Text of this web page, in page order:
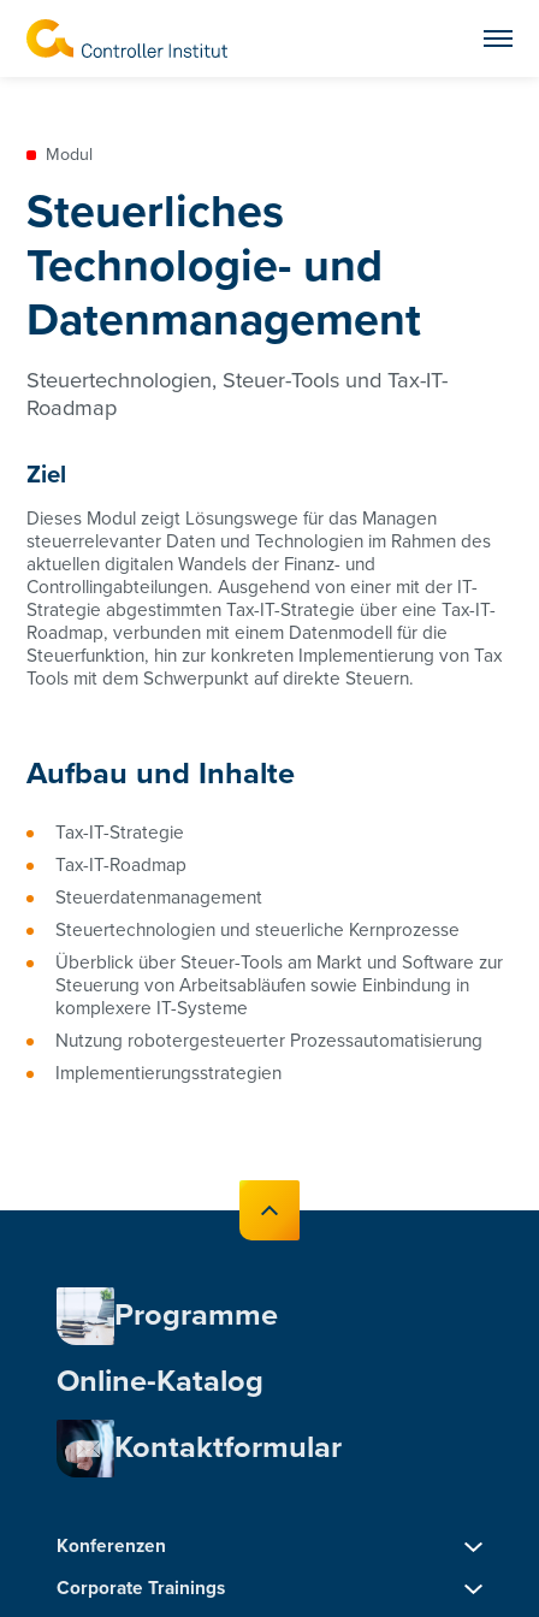
Modul
Steuerliches
Technologie- und
Datenmanagement
Steuertechnologien, Steuer-Tools und Tax-IT-
Roadmap
Ziel
Dieses Modul zeigt Lösungswege für das Managen
steuerrelevanter Daten und Technologien im Rahmen des
aktuellen digitalen Wandels der Finanz- und
Controllingabteilungen. Ausgehend von einer mit der IT-
Strategie abgestimmten Tax-IT-Strategie über eine Tax-IT-
Roadmap, verbunden mit einem Datenmodell für die
Steuerfunktion, hin zur konkreten Implementierung von Tax
Tools mit dem Schwerpunkt auf direkte Steuern.
Aufbau und Inhalte
Tax-IT-Strategie
Tax-IT-Roadmap
Steuerdatenmanagement
Steuertechnologien und steuerliche Kernprozesse
Überblick über Steuer-Tools am Markt und Software zur
Steuerung von Arbeitsabläufen sowie Einbindung in
komplexere IT-Systeme
Nutzung robotergesteuerter Prozessautomatisierung
Implementierungsstrategien
Programme
Online-Katalog
Kontaktformular
Konferenzen
Corporate Trainings